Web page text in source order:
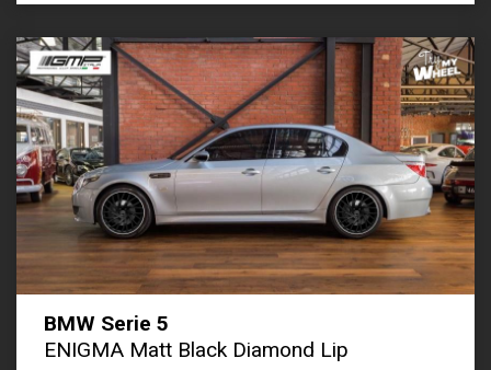
BMW Serie 5
ENIGMA Matt Black Diamond Lip